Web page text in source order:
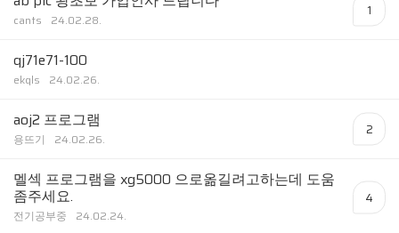
cants 24.02.28.
1
qj71e71-100
ekqls 24.02.26.
aoj2 프로그램
용뜨기 24.02.26.
2
멜섹 프로그램을 xg5000 으로옮길려고하는데 도움
좀주세요.
전기공부중 24.02.24.
4